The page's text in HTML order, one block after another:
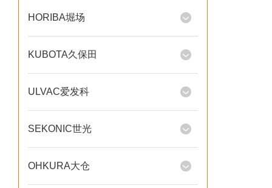
HORIBA堀场
KUBOTA久保田
ULVAC爱发科
SEKONIC世光
OHKURA大仓